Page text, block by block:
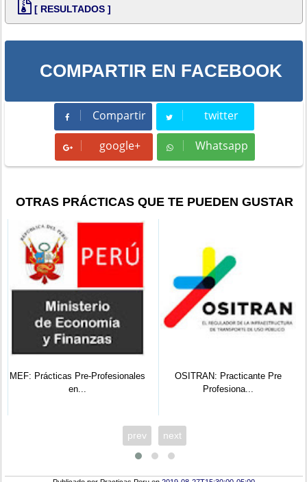
[ RESULTADOS ]
COMPARTIR EN FACEBOOK
Compartir
Compartir twitter
Tweet
google+ Whatsapp
Whatsapp
OTRAS PRÁCTICAS QUE TE PUEDEN GUSTAR
MEF: Prácticas Pre-Profesionales
en...
OSITRAN: Practicante Pre
Profesiona...
prev next